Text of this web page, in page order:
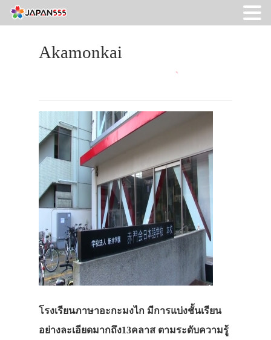
Akamonkai
โรงเรียนภาษาอะกะมงไก มีการแบ่งชั้นเรียน
อย่างละเอียดมากถึง13คลาส ตามระดับความรู้